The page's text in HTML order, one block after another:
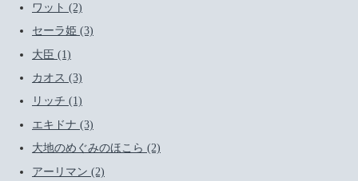
ワット (2)
セーラ姫 (3)
大臣 (1)
カオス (3)
リッチ (1)
エキドナ (3)
大地のめぐみのほこら (2)
アーリマン (2)